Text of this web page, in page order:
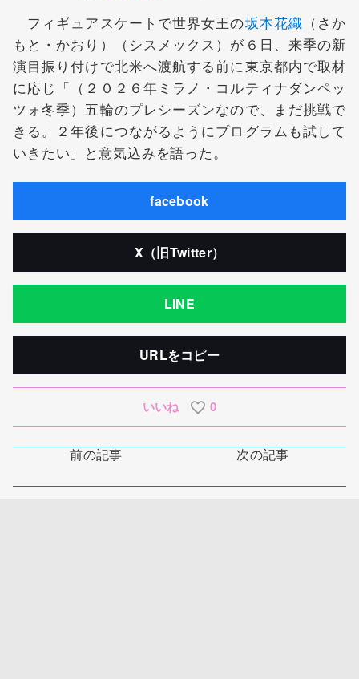
フィギュアスケートで世界女王の坂本花織 （さか
もと・かおり）（シスメックス）が６日、来季の新
演目振り付けで北米へ渡航する前に東京都内で取材
に応じ「（２０２６年ミラノ・コルティナダンペッ
ツォ冬季）五輪のプレシーズンなので、まだ挑戦で
きる。２年後につながるようにプログラムも試して
いきたい」と意気込みを語った。
facebook
X（旧Twitter）
LINE
URLをコピー
いいね 0
前の記事 次の記事